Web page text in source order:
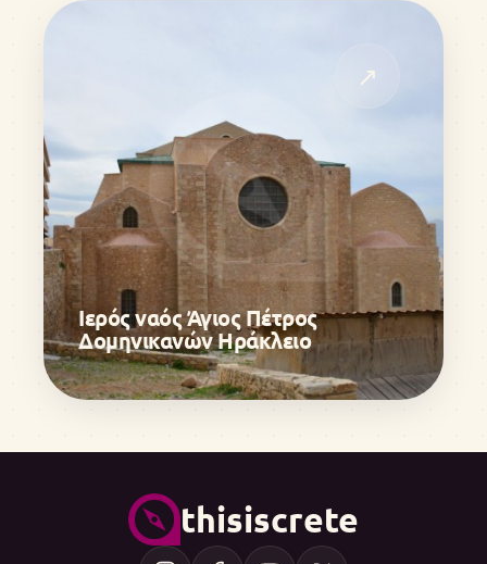
↗
Ιερός ναός Άγιος Πέτρος
Δομηνικανών Ηράκλειο
thisiscrete